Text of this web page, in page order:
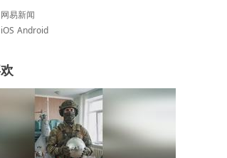
网易新闻
iOS Android